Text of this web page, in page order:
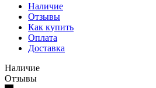
Наличие
Отзывы
Как купить
Оплата
Доставка
Наличие
Отзывы